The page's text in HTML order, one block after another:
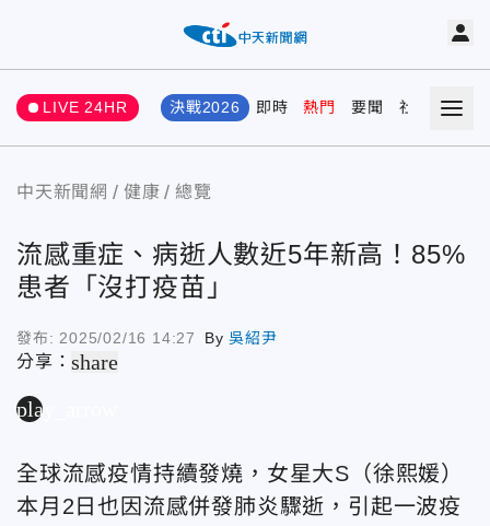
LIVE 24HR 決戰2026 即時 熱門 要聞 社會 娛樂
中天新聞網 健康 總覽
流感重症、病逝人數近5年新高！85%
患者「沒打疫苗」
發布: 2025/02/16 14:27 By吳紹尹
分享：share
play_arrow
全球流感疫情持續發燒，女星大S（徐熙媛）
本月2日也因流感併發肺炎驟逝，引起一波疫